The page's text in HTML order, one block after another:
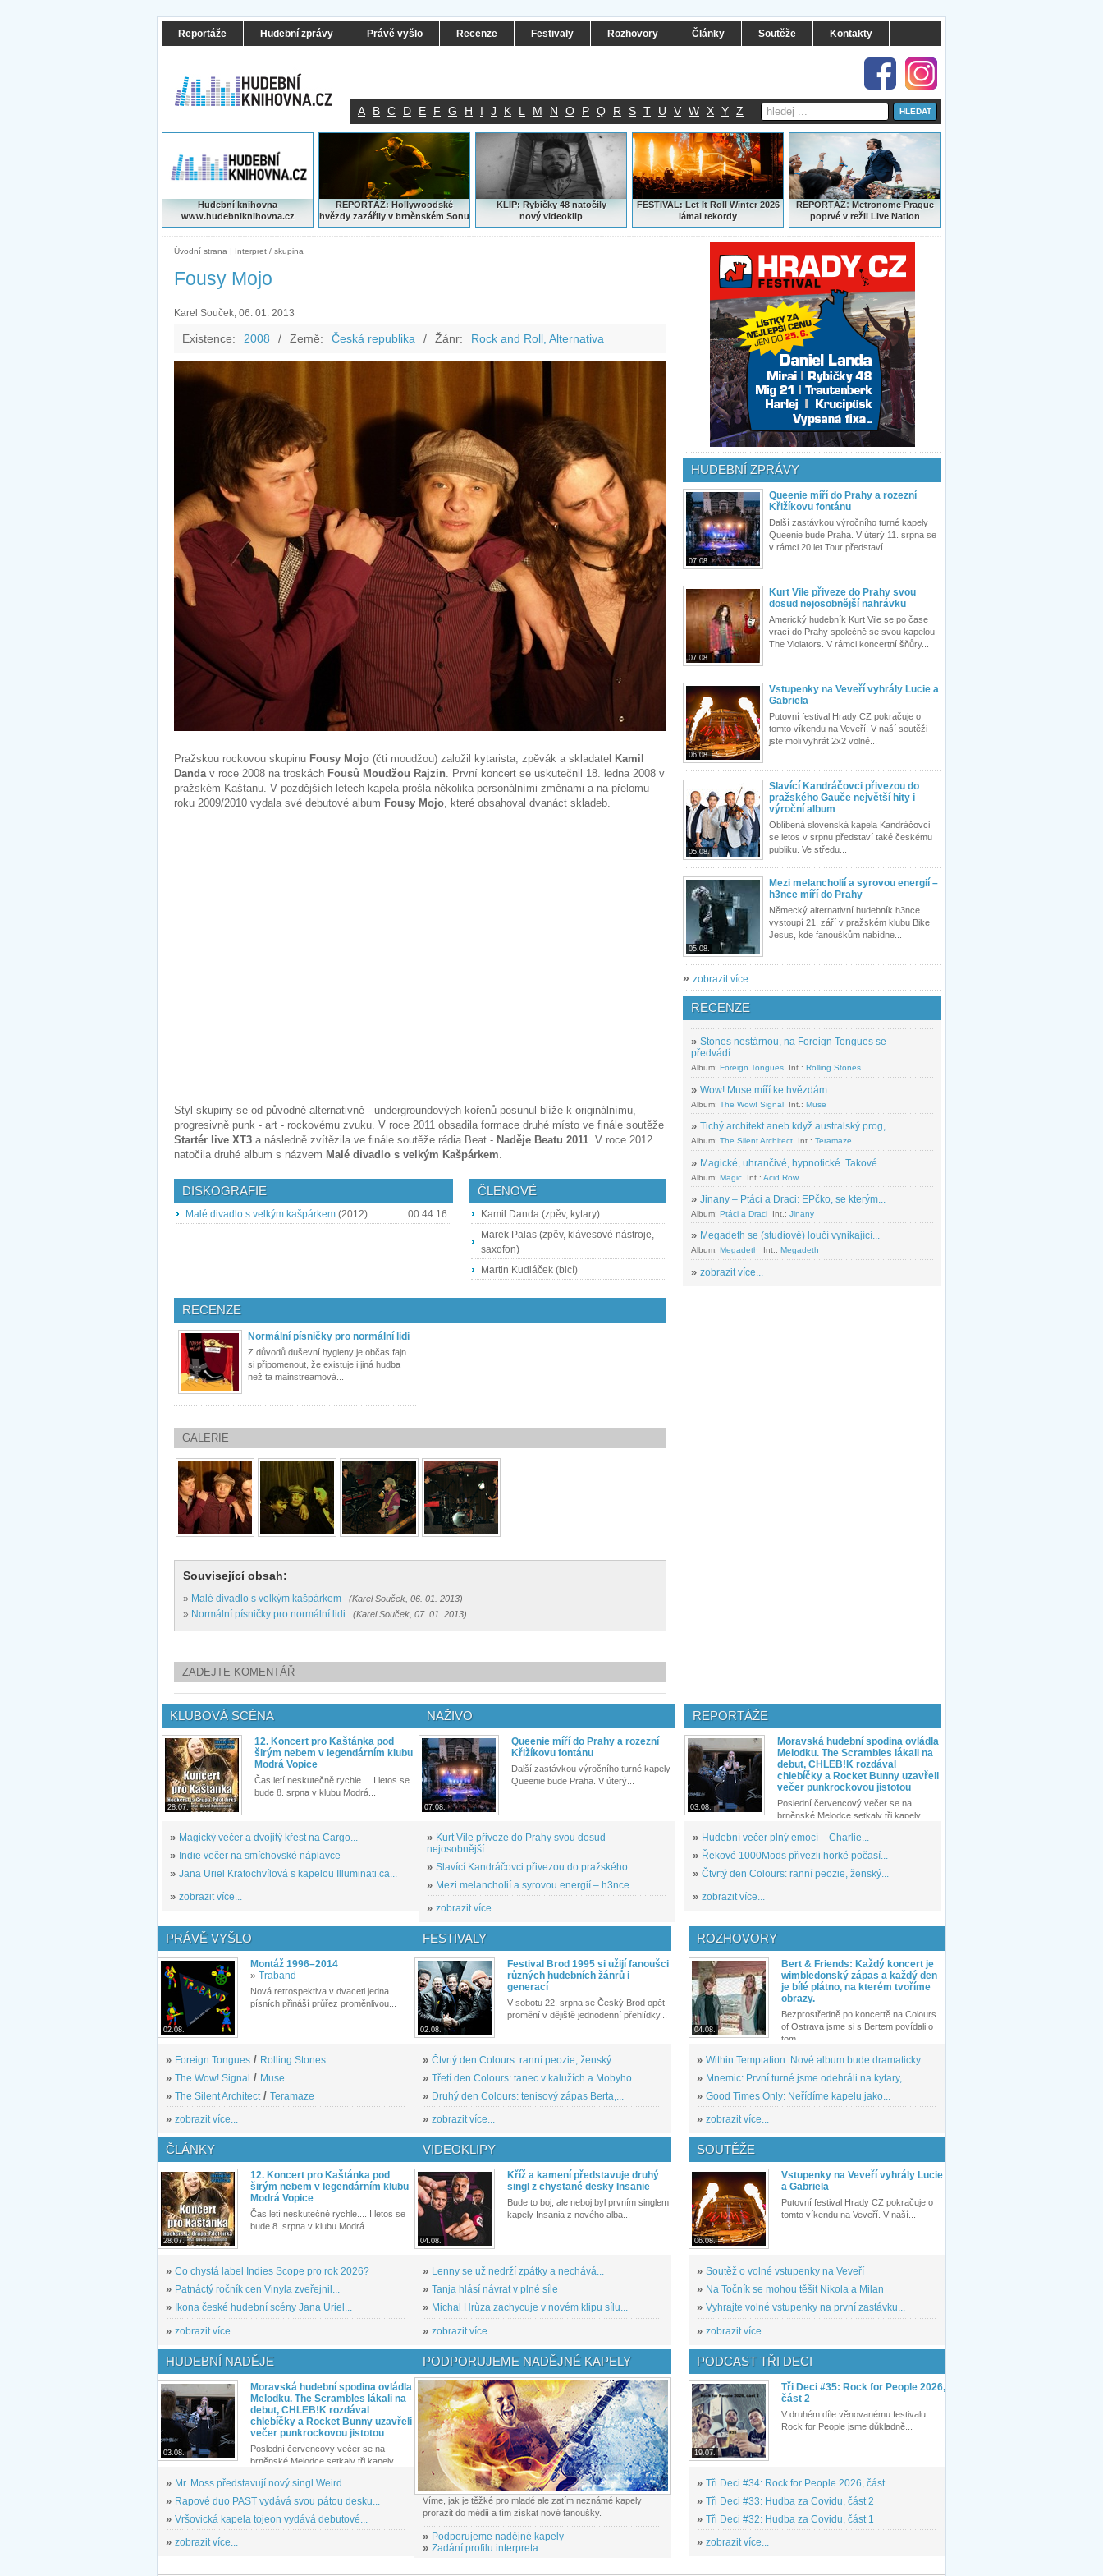
Reportáže Hudební zprávy Právě vyšlo Recenze Festivaly Rozhovory Články Soutěže Kontakty
A B C D E F G H I J K L M N O P Q R S T U V W X Y Z
Hudební knihovna
www.hudebniknihovna.cz
REPORTÁŽ: Hollywoodské
hvězdy zazářily v brněnském Sonu
KLIP: Rybičky 48 natočily
nový videoklip
FESTIVAL: Let It Roll Winter 2026
lámal rekordy
REPORTÁŽ:Metronome Prague
poprvé v režii Live Nation
Úvodní strana | Interpret / skupina
Fousy Mojo
Karel Souček, 06. 01. 2013
Existence: 2008 / Země: Česká republika / Žánr: Rock and Roll, Alternativa
Pražskou rockovou skupinu Fousy Mojo (čti moudžou) založil kytarista, zpěvák a skladatel Kamil
Dandav roce 2008 na troskách Fousů Moudžou Rajzin. První koncert se uskutečnil 18. ledna 2008 v
pražském Kaštanu. V pozdějších letech kapela prošla několika personálními změnami a na přelomu
roku 2009/2010 vydala své debutové album Fousy Mojo, které obsahoval dvanáct skladeb.
Styl skupiny se od původně alternativně - undergroundových kořenů posunul blíže k originálnímu,
progresivně punk - art - rockovému zvuku. V roce 2011 obsadila formace druhé místo ve finále soutěže
Startér live XT3 a následně zvítězila ve finále soutěže rádia Beat - Naděje Beatu 2011. V roce 2012
natočila druhé album s názvem Malé divadlo s velkým Kašpárkem.
DISKOGRAFIE
Malé divadlo s velkým kašpárkem (2012) 00:44:16
ČLENOVÉ
Kamil Danda (zpěv, kytary)
Marek Palas (zpěv, klávesové nástroje,
saxofon)
Martin Kudláček (bicí)
RECENZE
Normální písničky pro normální lidi
Z důvodů duševní hygieny je občas fajn
si připomenout, že existuje i jiná hudba
než ta mainstreamová...
GALERIE
Související obsah:
» Malé divadlo s velkým kašpárkem (Karel Souček, 06. 01. 2013)
» Normální písničky pro normální lidi (Karel Souček, 07. 01. 2013)
ZADEJTE KOMENTÁŘ
HUDEBNÍ ZPRÁVY
07.08.
Queenie míří do Prahy a rozezní
Křižíkovu fontánu
Další zastávkou výročního turné kapely
Queenie bude Praha. V úterý 11. srpna se
v rámci 20 let Tour představí...
07.08.
Kurt Vile přiveze do Prahy svou
dosud nejosobnější nahrávku
Americký hudebník Kurt Vile se po čase
vrací do Prahy společně se svou kapelou
The Violators. V rámci koncertní šňůry...
06.08.
Vstupenky na Veveří vyhrály Lucie a
Gabriela
Putovní festival Hrady CZ pokračuje o
tomto víkendu na Veveří. V naší soutěži
jste moli vyhrát 2x2 volné...
05.08.
Slavící Kandráčovci přivezou do
pražského Gauče největší hity i
výroční album
Oblíbená slovenská kapela Kandráčovci
se letos v srpnu představí také českému
publiku. Ve středu...
05.08.
Mezi melancholií a syrovou energií –
h3nce míří do Prahy
Německý alternativní hudebník h3nce
vystoupí 21. září v pražském klubu Bike
Jesus, kde fanouškům nabídne...
» zobrazit více...
RECENZE
» Stones nestárnou, na Foreign Tongues se
předvádí...
Album: Foreign Tongues Int.: Rolling Stones
» Wow! Muse míří ke hvězdám
Album: The Wow! Signal Int.: Muse
» Tichý architekt aneb když australský prog,...
Album: The Silent Architect Int.: Teramaze
» Magické, uhrančivé, hypnotické. Takové...
Album: Magic Int.: Acid Row
» Jinany – Ptáci a Draci: EPčko, se kterým...
Album: Ptáci a Draci Int.: Jinany
» Megadeth se (studiově) loučí vynikající...
Album: Megadeth Int.: Megadeth
» zobrazit více...
KLUBOVÁ SCÉNA
28.07.
12. Koncert pro Kaštánka pod
širým nebem v legendárním klubu
Modrá Vopice
Čas letí neskutečně rychle.... I letos se
bude 8. srpna v klubu Modrá...
» Magický večer a dvojitý křest na Cargo...
» Indie večer na smíchovské náplavce
» Jana Uriel Kratochvílová s kapelou Illuminati.ca...
» zobrazit více...
NAŽIVO
07.08.
Queenie míří do Prahy a rozezní
Křižíkovu fontánu
Další zastávkou výročního turné kapely
Queenie bude Praha. V úterý...
» Kurt Vile přiveze do Prahy svou dosud
nejosobnější...
» Slavící Kandráčovci přivezou do pražského...
» Mezi melancholií a syrovou energií – h3nce...
» zobrazit více...
REPORTÁŽE
03.08.
Moravská hudební spodina ovládla
Melodku. The Scrambles lákali na
debut, CHLEB!K rozdával
chlebíčky a Rocket Bunny uzavřeli
večer punkrockovou jistotou
Poslední červencový večer se na
brněnské Melodce setkaly tři kapely...
» Hudební večer plný emocí – Charlie...
» Řekové 1000Mods přivezli horké počasí...
» Čtvrtý den Colours: ranní peozie, ženský...
» zobrazit více...
PRÁVĚ VYŠLO
02.08.
Montáž 1996–2014
» Traband
Nová retrospektiva v dvaceti jedna
písních přináší průřez proměnlivou...
» Foreign Tongues / Rolling Stones
» The Wow! Signal / Muse
» The Silent Architect/ Teramaze
» zobrazit více...
FESTIVALY
02.08.
Festival Brod 1995 si užijí fanoušci
různých hudebních žánrů i
generací
V sobotu 22. srpna se Český Brod opět
promění v dějiště jednodenní přehlídky...
» Čtvrtý den Colours: ranní peozie, ženský...
» Třetí den Colours: tanec v kalužích a Mobyho...
» Druhý den Colours: tenisový zápas Berta,...
» zobrazit více...
ROZHOVORY
04.08.
Bert & Friends: Každý koncert je
wimbledonský zápas a každý den
je bílé plátno, na kterém tvoříme
obrazy.
Bezprostředně po koncertě na Colours
of Ostrava jsme si s Bertem povídali o
tom,...
» Within Temptation: Nové album bude dramaticky...
» Mnemic: První turné jsme odehráli na kytary,...
» Good Times Only: Neřídíme kapelu jako...
» zobrazit více...
ČLÁNKY
28.07.
12. Koncert pro Kaštánka pod
širým nebem v legendárním klubu
Modrá Vopice
Čas letí neskutečně rychle.... I letos se
bude 8. srpna v klubu Modrá...
» Co chystá label Indies Scope pro rok 2026?
» Patnáctý ročník cen Vinyla zveřejnil...
»
Ikona české hudební scény Jana Uriel...
» zobrazit více...
VIDEOKLIPY
04.08.
Kříž a kamení představuje druhý
singl z chystané desky Insanie
Bude to boj, ale neboj byl prvním singlem
kapely Insania z nového alba...
» Lenny se už nedrží zpátky a nechává...
» Tanja hlásí návrat v plné síle
» Michal Hrůza zachycuje v novém klipu sílu...
» zobrazit více...
SOUTĚŽE
06.08.
Vstupenky na Veveří vyhrály Lucie
a Gabriela
Putovní festival Hrady CZ pokračuje o
tomto víkendu na Veveří. V naší...
» Soutěž o volné vstupenky na Veveří
» Na Točník se mohou těšit Nikola a Milan
» Vyhrajte volné vstupenky na první zastávku...
» zobrazit více...
HUDEBNÍ NADĚJE
03.08.
Moravská hudební spodina ovládla
Melodku. The Scrambles lákali na
debut, CHLEB!K rozdával
chlebíčky a Rocket Bunny uzavřeli
večer punkrockovou jistotou
Poslední červencový večer se na
brněnské Melodce setkaly tři kapely...
» Mr. Moss představují nový singl Weird...
» Rapové duo PAST vydává svou pátou desku...
» Vršovická kapela tojeon vydává debutové...
» zobrazit více...
PODPORUJEME NADĚJNÉ KAPELY
Víme, jak je těžké pro mladé ale zatím neznámé kapely
prorazit do médií a tím získat nové fanoušky.
» Podporujeme nadějné kapely
» Zadání profilu interpreta
PODCAST TŘI DECI
19.07.
Tři Deci #35: Rock for People 2026,
část 2
V druhém díle věnovanému festivalu
Rock for People jsme důkladně...
» Tři Deci #34: Rock for People 2026, část...
» Tři Deci #33: Hudba za Covidu, část 2
» Tři Deci #32: Hudba za Covidu, část 1
» zobrazit více...